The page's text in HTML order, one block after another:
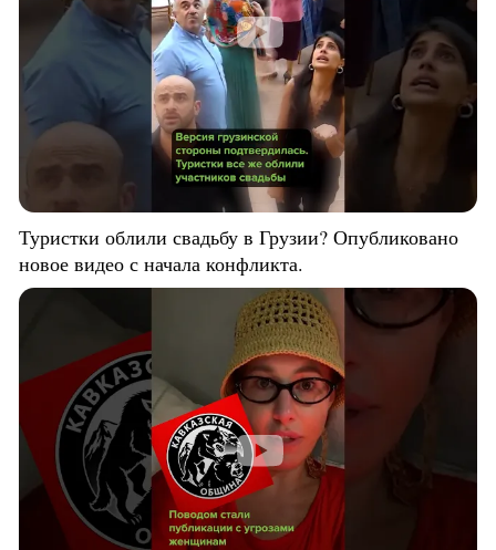
Туристки облили свадьбу в Грузии? Опубликовано
новое видео с начала конфликта.